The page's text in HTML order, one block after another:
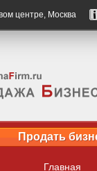
центре, Москва
Продать
Главная